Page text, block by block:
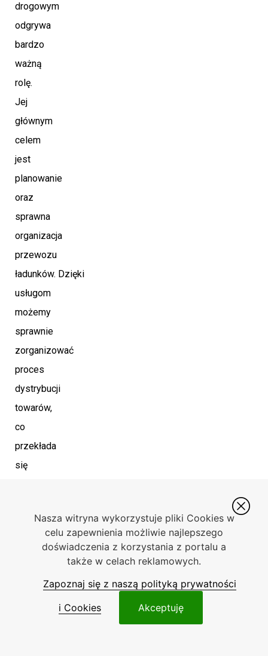
drogowym
odgrywa
bardzo
ważną
rolę.
Jej
głównym
celem
jest
planowanie
oraz
sprawna
organizacja
przewozu
ładunków. Dzięki
usługom
możemy
sprawnie
zorganizować
proces
dystrybucji
towarów,
co
przekłada
się
procesy
produkcji
sprzedaży.
Nasza witryna wykorzystuje pliki Cookies w
celu zapewnienia możliwie najlepszego
doświadczenia z korzystania z portalu a
także w celach reklamowych.
Zapoznaj się z naszą polityką prywatności
i Cookies
Akceptuję